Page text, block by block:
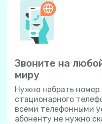
Звоните на
миру
Нужно набрать номер
стационарного
всеми телефонными
абоненту не нужно